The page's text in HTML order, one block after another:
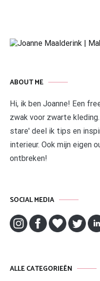
ABOUT ME
Hi, ik ben Joanne! Een
zwak voor zwarte
stare' deel ik tips en
interieur. Ook mijn eigen
ontbreken!
SOCIAL MEDIA
ALLE CATEGORIEËN